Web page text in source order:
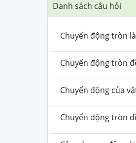
Danh sách câu hỏi
Chuyển động tròn
Chuyển động tròn
Chuyển động của
Chuyển động tròn